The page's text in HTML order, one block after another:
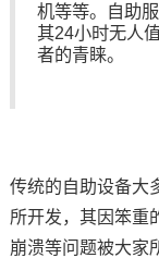
天猫商城
机等等。自助
其24小时无人
者的青睐。
传统的自助设备大
所开发，其因笨重
崩溃等问题被大家